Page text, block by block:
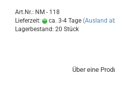
Art.Nr.: NM - 118
Lieferzeit:
ca. 3-4 Tage (Ausland
Lagerbestand: 20 Stück
Über eine